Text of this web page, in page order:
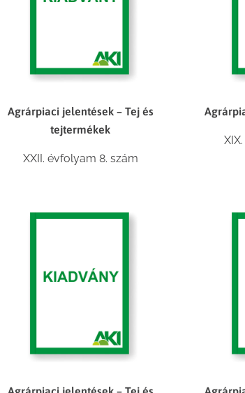
Agrárpiaci jelentések – Tej és
tejtermékek
XXII. évfolyam 8. szám